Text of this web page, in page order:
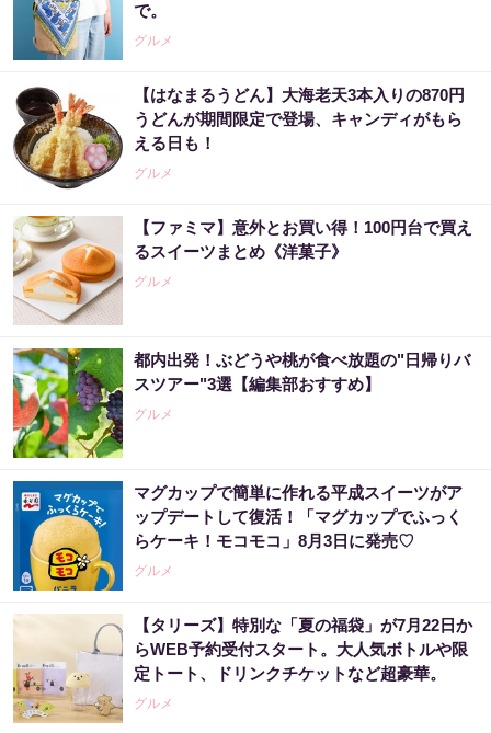
で。
グルメ
【はなまるうどん】大海老天3本入りの870円
うどんが期間限定で登場、キャンディがもら
える日も！
グルメ
【ファミマ】意外とお買い得！100円台で買え
るスイーツまとめ《洋菓子》
グルメ
都内出発！ぶどうや桃が食べ放題の"日帰りバ
スツアー"3選【編集部おすすめ】
グルメ
マグカップで簡単に作れる平成スイーツがア
ップデートして復活！「マグカップでふっく
らケーキ！モコモコ」8月3日に発売♡
グルメ
【タリーズ】特別な「夏の福袋」が7月22日か
らWEB予約受付スタート。大人気ボトルや限
定トート、ドリンクチケットなど超豪華。
グルメ